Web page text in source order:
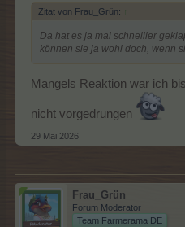
Zitat von Frau_Grün: ↑
Da hat es ja mal schnelller
können sie ja wohl doch, wenn
Mangels Reaktion war ich
nicht vorgedrungen
29 Mai 2026
Frau_Grün
Forum Moderator
Team Farmerama DE